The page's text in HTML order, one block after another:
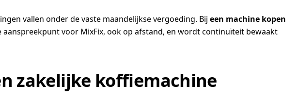
vallen onder de vaste maandelijkse vergoeding. Bij een machine kopen
voor MixFix, ook op afstand, en wordt continuïteit bewaakt
zakelijke koffiemachine